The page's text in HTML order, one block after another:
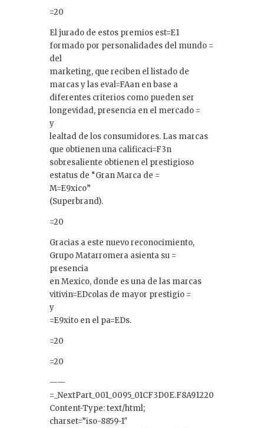
=20
El jurado de estos premios est=E1
formado por personalidades del mundo =
del
marketing, que reciben el listado de
marcas y las eval=FAan en base a
diferentes criterios como pueden ser
longevidad, presencia en el mercado =
y
lealtad de los consumidores. Las marcas
que obtienen una calificaci=F3n
sobresaliente obtienen el prestigioso
estatus de “Gran Marca de =
M=E9xico”
(Superbrand).
=20
Gracias a este nuevo reconocimiento,
Grupo Matarromera asienta su =
presencia
en Mexico, donde es una de las marcas
vitivin=EDcolas de mayor prestigio =
y
=E9xito en el pa=EDs.
=20
=20
——
=_NextPart_001_0095_01CF3D0E.F8A91220
Content-Type: text/html;
charset=”iso-8859-1″